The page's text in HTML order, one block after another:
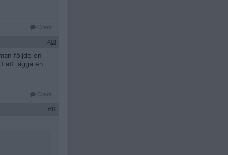
Citera
#10
följde en
att lägga en
Citera
#11